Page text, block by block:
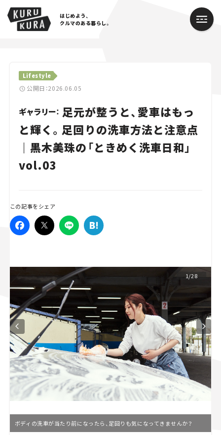
はじめよう、
クルマのある暮らし。
Lifestyle
公開日：2026.06.05
ギャラリー： 足元が整うと、愛車はもっ
と輝く。足回りの洗車方法と注意点
｜黒木美珠の「ときめく洗車日和」
vol.03
この記事をシェア
1/28
ボディの洗車が当たり前になったら、足回りも気になってきませんか？
Cars
Lifestyle
Traffic
Special
Campaign
人気のハッシュタグ
スズキ ジムニー｜Suzuki Jimny